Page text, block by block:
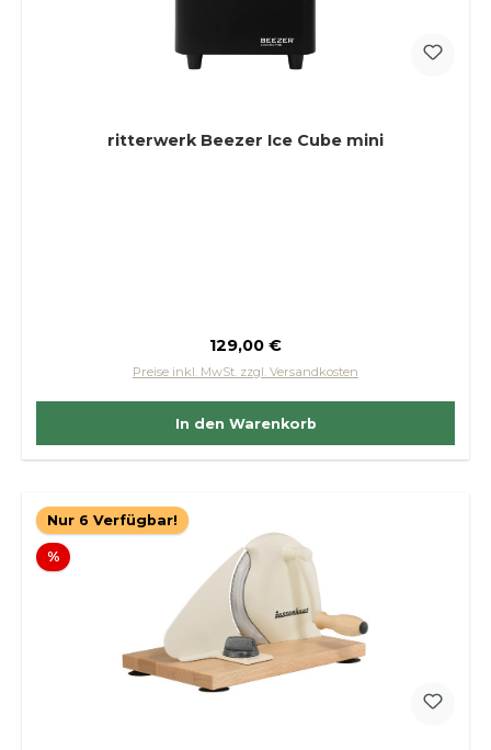
ritterwerk Beezer Ice Cube mini
Regulärer Preis:
129,00 €
Preise inkl. MwSt. zzgl. Versandkosten
In den Warenkorb
Nur 6 Verfügbar!
%Rabatt